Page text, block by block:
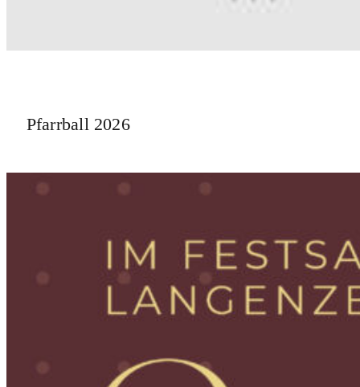
Pfarrball 2026